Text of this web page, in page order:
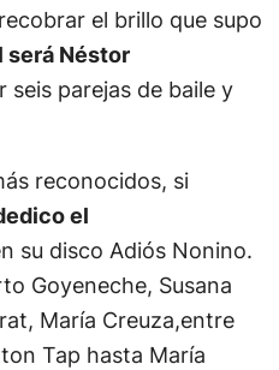
el brillo que supo
será Néstor
seis parejas de baile y
reconocidos, si
el
su disco Adiós Nonino.
Goyeneche, Susana
María Creuza,entre
Tap hasta María